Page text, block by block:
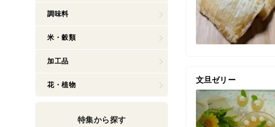
調味料
米・穀類
加工品
花・植物
特集から探す
文旦ゼリー